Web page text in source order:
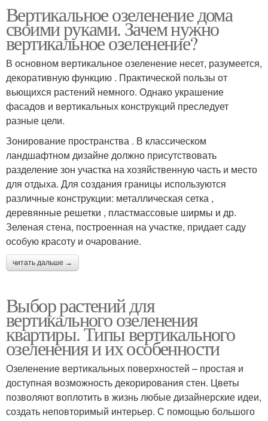
Вертикальное озеленение дома
своими руками. Зачем нужно
вертикальное озеленение?
В основном вертикальное озеленение несет, разумеется,
декоративную функцию . Практической пользы от
вьющихся растений немного. Однако украшение
фасадов и вертикальных конструкций преследует
разные цели.
Зонирование пространства . В классическом
ландшафтном дизайне должно присутствовать
разделение зон участка на хозяйственную часть и место
для отдыха. Для создания границы используются
различные конструкции: металлическая сетка ,
деревянные решетки , пластмассовые ширмы и др.
Зеленая стена, построенная на участке, придает саду
особую красоту и очарование.
читать дальше →
Выбор растений для
вертикального озеленения
квартиры. Типы вертикального
озеленения и их особенности
Озеленение вертикальных поверхностей – простая и
доступная возможность декорирования стен. Цветы
позволяют воплотить в жизнь любые дизайнерские идеи,
создать неповторимый интерьер. С помощью большого